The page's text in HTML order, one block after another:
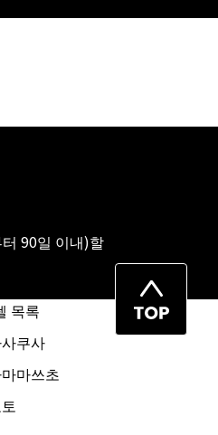
90일 이내)할
페
이
목록
쿠사
마쓰초